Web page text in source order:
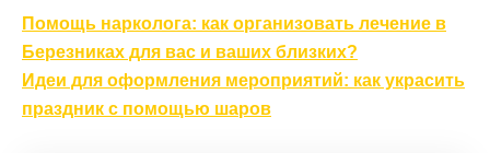
Навигация
по
записям
Помощь нарколога: как организовать лечение в
Березниках для вас и ваших близких?
Идеи для оформления мероприятий: как украсить
праздник с помощью шаров